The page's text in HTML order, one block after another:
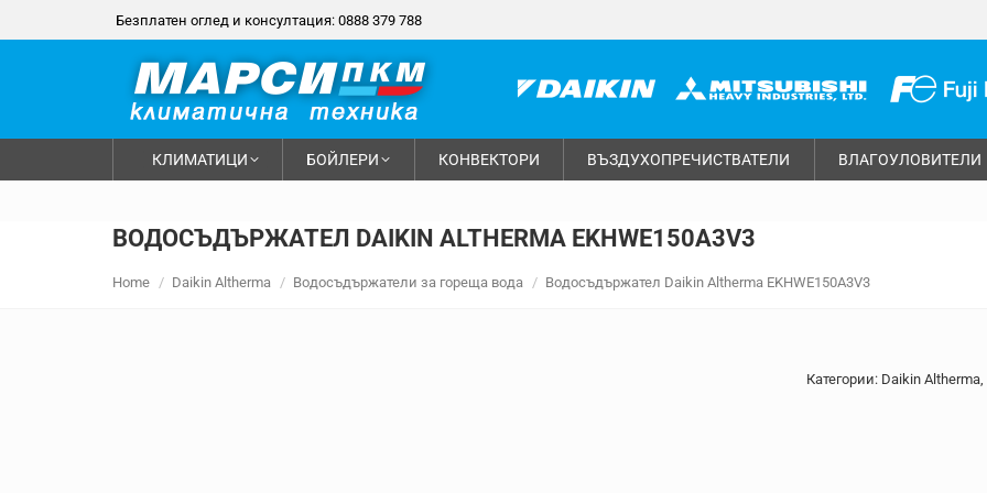
Безплатен оглед и консултация: 0888 379 788
КЛИМАТИЦИ БОЙЛЕРИ КОНВЕКТОРИ ВЪЗДУХОПРЕЧИСТВАТЕЛИ ВЛАГОУЛОВИТЕЛИ
ВОДОСЪДЪРЖАТЕЛ DAIKIN ALTHERMA EKHWE150A3V3
Home Daikin Altherma Водосъдържатели за гореща вода Водосъдържател Daikin Altherma EKHWE150A3V3
Категории: Daikin Altherma,